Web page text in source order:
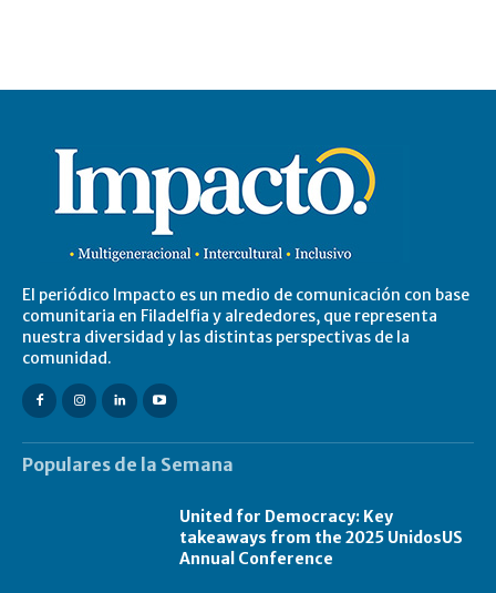
El periódico Impacto es un medio de comunicación con base
comunitaria en Filadelfia y alrededores, que representa
nuestra diversidad y las distintas perspectivas de la
comunidad.
Populares de la Semana
United for Democracy: Key
takeaways from the 2025 UnidosUS
Annual Conference